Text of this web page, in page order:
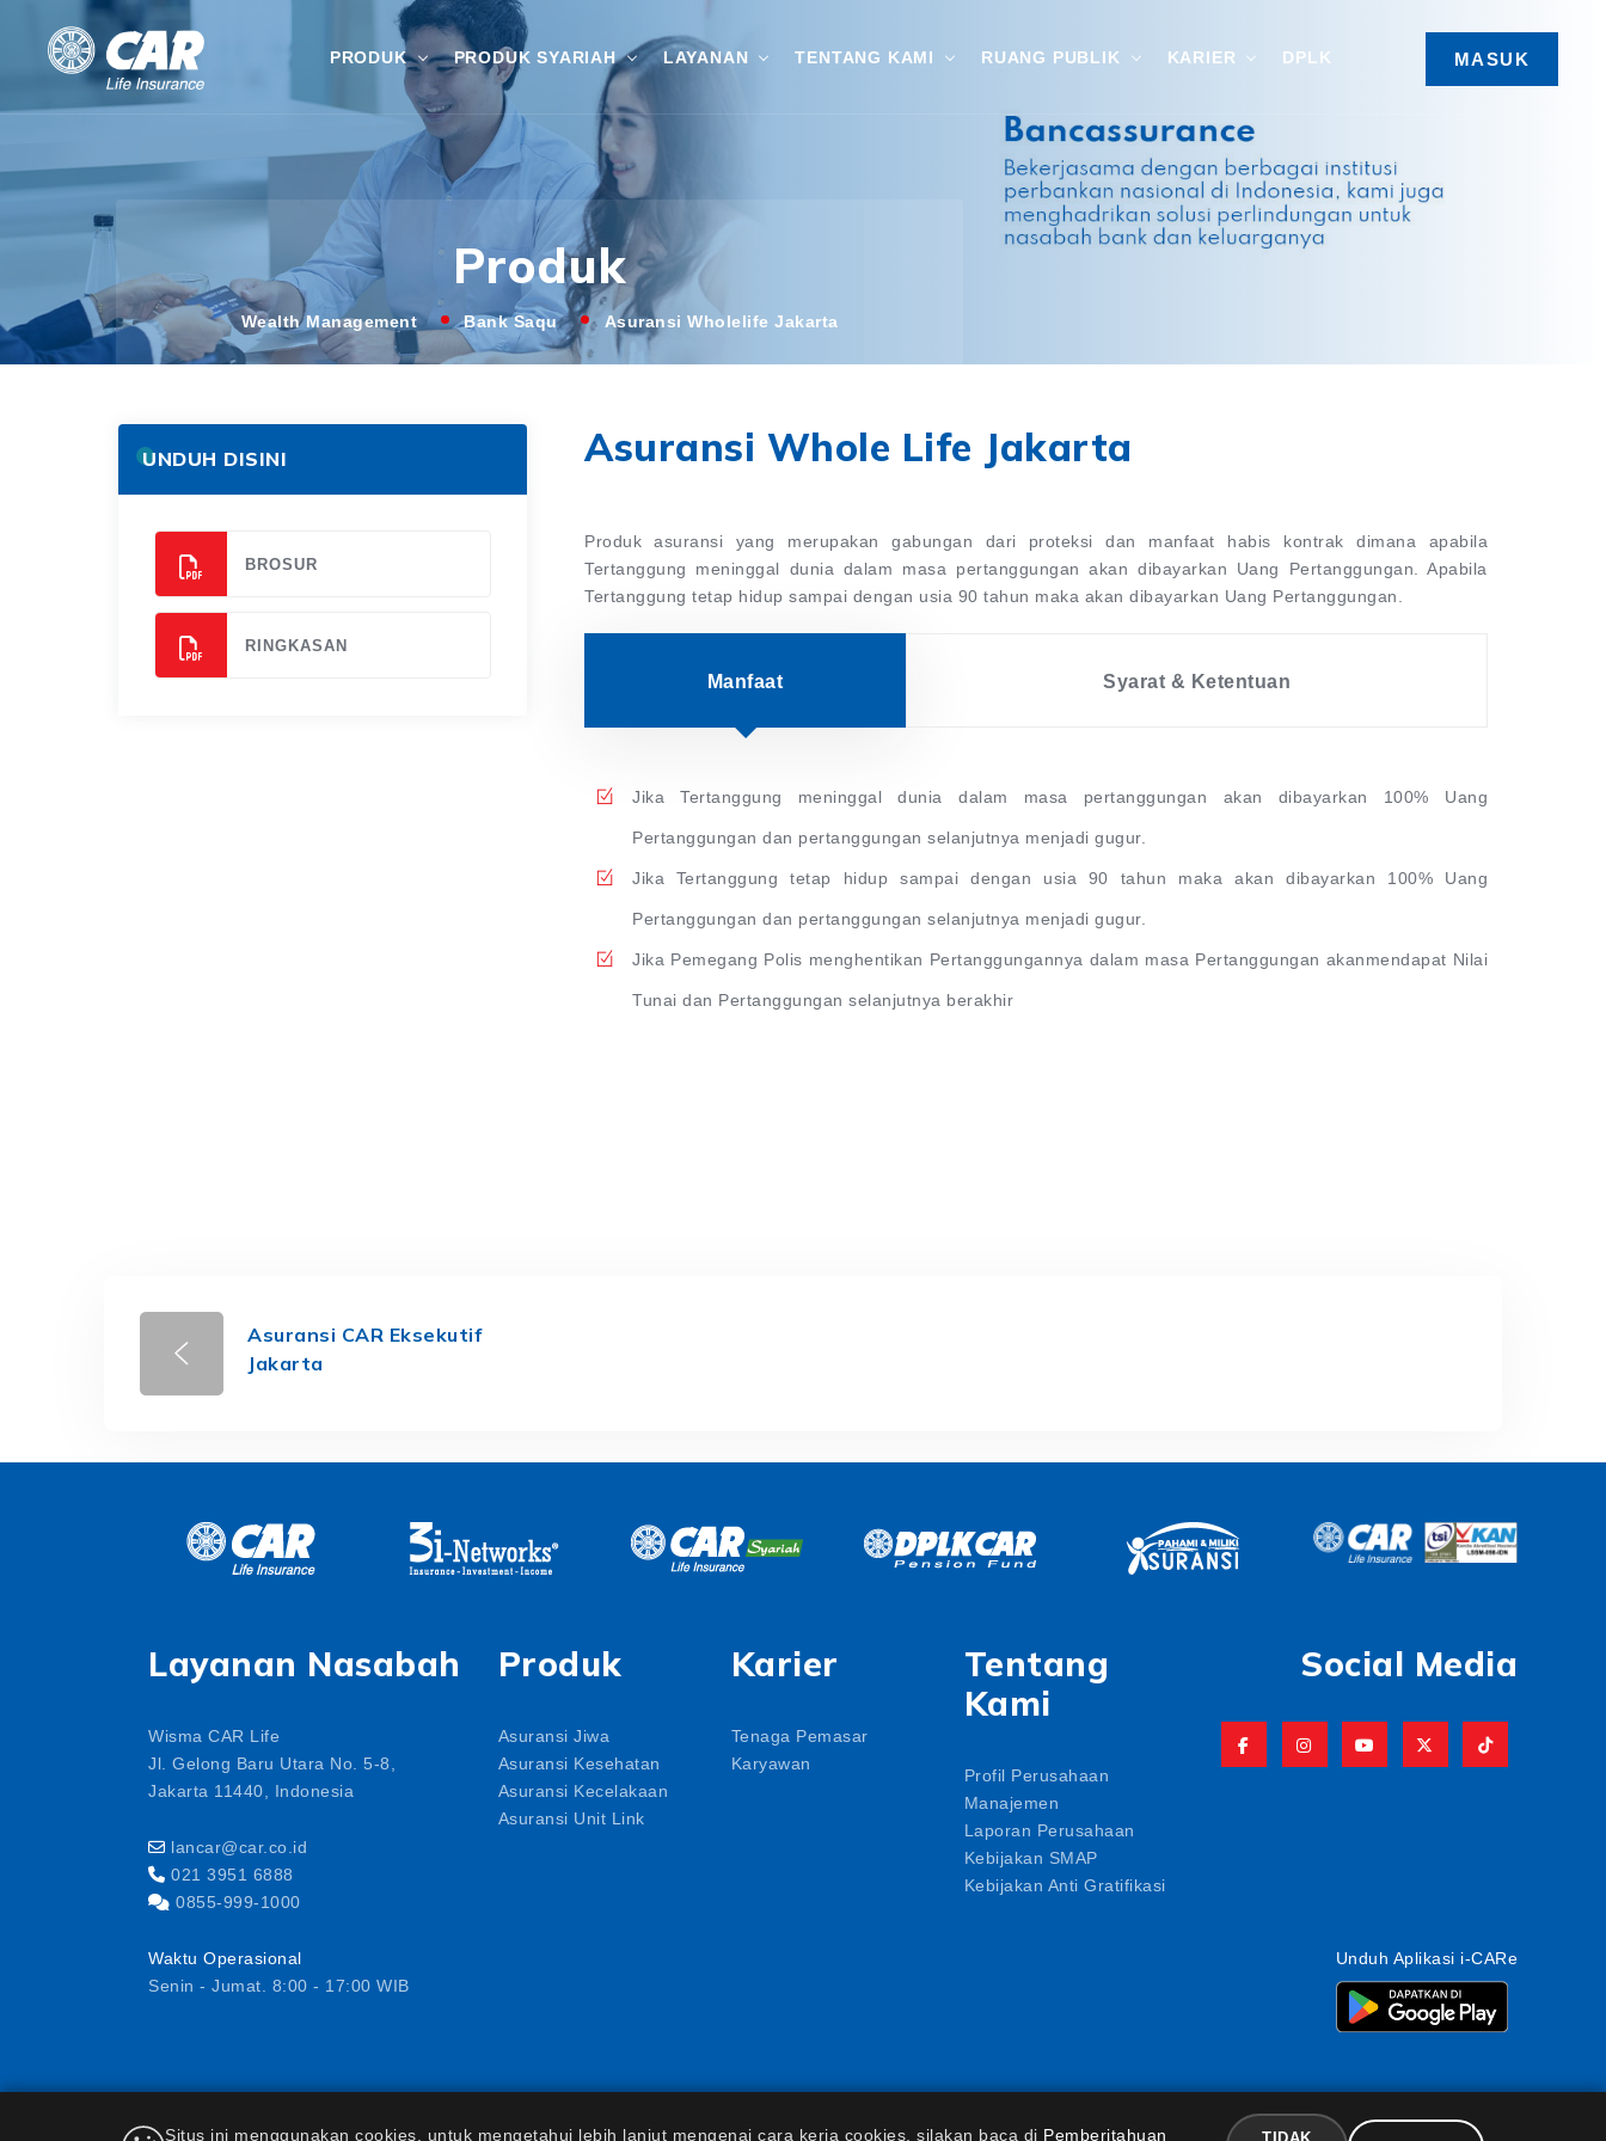
PRODUK PRODUK SYARIAH LAYANAN TENTANG KAMI RUANG PUBLIK KARIER DPLK MASUK
Produk
Wealth Management Bank Saqu Asuransi Wholelife Jakarta
UNDUH DISINI
BROSUR
RINGKASAN
Asuransi Whole Life Jakarta
Produk asuransi yang merupakan gabungan dari proteksi dan manfaat habis kontrak dimana apabila
Tertanggung meninggal dunia dalam masa pertanggungan akan dibayarkan Uang Pertanggungan. Apabila
Tertanggung tetap hidup sampai dengan usia 90 tahun maka akan dibayarkan Uang Pertanggungan.
Manfaat Syarat & Ketentuan
Jika Tertanggung meninggal dunia dalam masa pertanggungan akan dibayarkan 100% Uang
Pertanggungan dan pertanggungan selanjutnya menjadi gugur.
Jika Tertanggung tetap hidup sampai dengan usia 90 tahun maka akan dibayarkan 100% Uang
Pertanggungan dan pertanggungan selanjutnya menjadi gugur.
Jika Pemegang Polis menghentikan Pertanggungannya dalam masa Pertanggungan akanmendapat Nilai
Tunai dan Pertanggungan selanjutnya berakhir
Asuransi CAR Eksekutif
Jakarta
Layanan Nasabah
Wisma CAR Life
Jl. Gelong Baru Utara No. 5-8,
Jakarta 11440, Indonesia
lancar@car.co.id
021 3951 6888
0855-999-1000
Produk
Asuransi Jiwa
Asuransi Kesehatan
Asuransi Kecelakaan
Asuransi Unit Link
Karier
Tenaga Pemasar
Karyawan
Tentang
Kami
Profil Perusahaan
Manajemen
Laporan Perusahaan
Kebijakan SMAP
Kebijakan Anti Gratifikasi
Social Media
Waktu Operasional
Senin - Jumat. 8:00 - 17:00 WIB
Unduh Aplikasi i-CARe
PT AJ Central Asia Raya berizin dan diawasi oleh Otoritas Jasa Keuangan
Situs ini menggunakan cookies, untuk mengetahui lebih lanjut mengenai cara kerja cookies, silakan baca di Pemberitahuan TIDAK